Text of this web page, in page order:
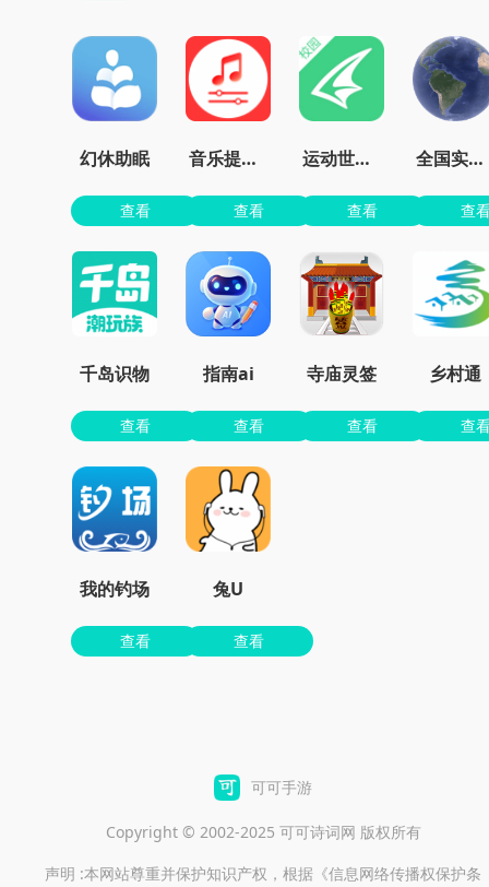
幻休助眠
查看
音乐提取精灵app最新版
查看
运动世界校园官方
查看
全国实况摄像头
查
千岛识物
查看
指南ai
查看
寺庙灵签
查看
乡村通
查
我的钓场
查看
兔U
查看
可可手游
Copyright © 2002-2025 可可诗词网 版权所有
声明 :本网站尊重并保护知识产权，根据《信息网络传播权保护条